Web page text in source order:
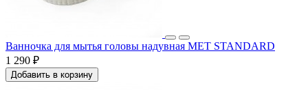
Ванночка для мытья головы надувная МЕТ STANDARD
1 290 ₽
Добавить в корзину